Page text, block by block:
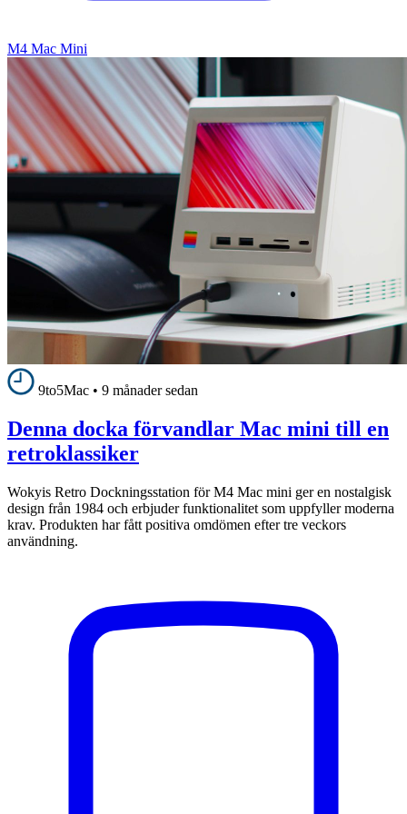
M4 Mac Mini
9to5Mac • 9 månader sedan
Denna docka förvandlar Mac mini till en
retroklassiker
Wokyis Retro Dockningsstation för M4 Mac mini ger en nostalgisk
design från 1984 och erbjuder funktionalitet som uppfyller moderna
krav. Produkten har fått positiva omdömen efter tre veckors
användning.